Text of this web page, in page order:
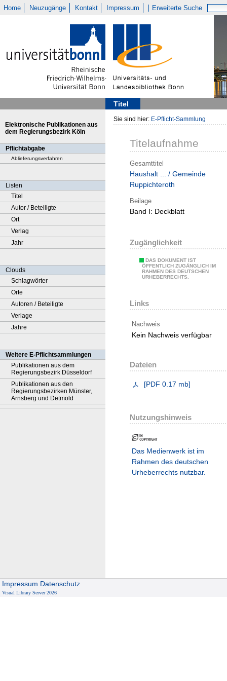
Home Neuzugänge Kontakt Impressum Erweiterte Suche
Titel
Elektronische Publikationen aus
dem Regierungsbezirk Köln
Pflichtabgabe
Ablieferungsverfahren
Listen
Titel
Autor / Beteiligte
Ort
Verlag
Jahr
Clouds
Schlagwörter
Orte
Autoren / Beteiligte
Verlage
Jahre
Weitere E-Pflichtsammlungen
Publikationen aus dem
Regierungsbezirk Düsseldorf
Publikationen aus den
Regierungsbezirken Münster,
Arnsberg und Detmold
Sie sind hier: E-Pflicht-Sammlung
Titelaufnahme
Gesamttitel
Haushalt ... / Gemeinde
Ruppichteroth
Beilage
Band I: Deckblatt
Zugänglichkeit
DAS DOKUMENT IST
ÖFFENTLICH ZUGÄNGLICH IM
RAHMEN DES DEUTSCHEN
URHEBERRECHTS.
Links
Nachweis
Kein Nachweis verfügbar
Dateien
[PDF 0.17 mb]
Nutzungshinweis
Das Medienwerk ist im
Rahmen des deutschen
Urheberrechts nutzbar.
Impressum Datenschutz
Visual Library Server 2026